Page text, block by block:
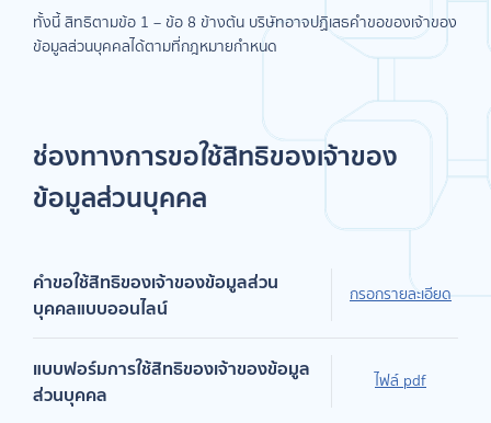
ทั้งนี้ สิทธิตามข้อ 1 – ข้อ 8 ข้างต้น บริษัทอาจปฏิเสธคำขอของเจ้าของ
ข้อมูลส่วนบุคคลได้ตามที่กฎหมายกำหนด
ช่องทางการขอใช้สิทธิของเจ้าของ
ข้อมูลส่วนบุคคล
คำขอใช้สิทธิของเจ้าของข้อมูลส่วน
บุคคลแบบออนไลน์
กรอกรายละเอียด
แบบฟอร์มการใช้สิทธิของเจ้าของข้อมูล
ส่วนบุคคล
ไฟล์ pdf